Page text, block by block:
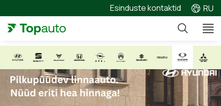
Esinduste kontaktid RU